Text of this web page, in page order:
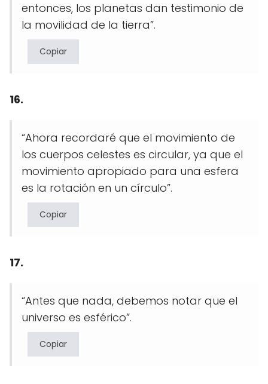
entonces, los planetas dan testimonio de
la movilidad de la tierra”.
Copiar
16.
“Ahora recordaré que el movimiento de
los cuerpos celestes es circular, ya que el
movimiento apropiado para una esfera
es la rotación en un círculo”.
Copiar
17.
“Antes que nada, debemos notar que el
universo es esférico”.
Copiar